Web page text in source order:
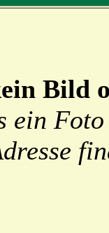
Bild
ein